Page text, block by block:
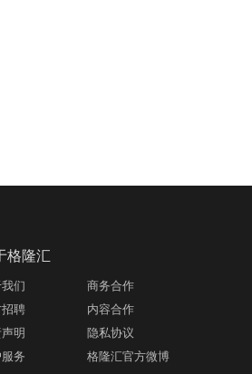
格隆汇
们
商务合作
招聘
内容合作
明
隐私协议
务
格隆汇官方微博